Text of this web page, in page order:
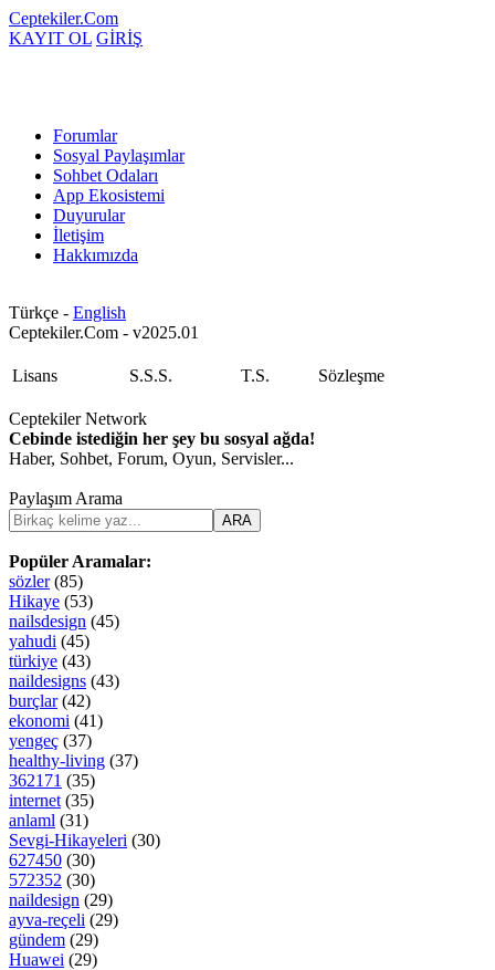
Ceptekiler.Com
KAYIT OL GİRİŞ
Forumlar
Sosyal Paylaşımlar
Sohbet Odaları
App Ekosistemi
Duyurular
İletişim
Hakkımızda
Türkçe - English
Ceptekiler.Com - v2025.01
Lisans S.S.S. T.S. Sözleşme
Ceptekiler Network
Cebinde istediğin her şey bu sosyal ağda!
Haber, Sohbet, Forum, Oyun, Servisler...
Paylaşım Arama
ARA
Popüler Aramalar:
sözler(85)
Hikaye (53)
nailsdesign (45)
yahudi (45)
türkiye (43)
naildesigns (43)
burçlar(42)
ekonomi (41)
yengeç (37)
healthy-living (37)
362171 (35)
internet (35)
anlaml (31)
Sevgi-Hikayeleri (30)
627450 (30)
572352 (30)
naildesign (29)
ayva-reçeli (29)
gündem (29)
Huawei (29)